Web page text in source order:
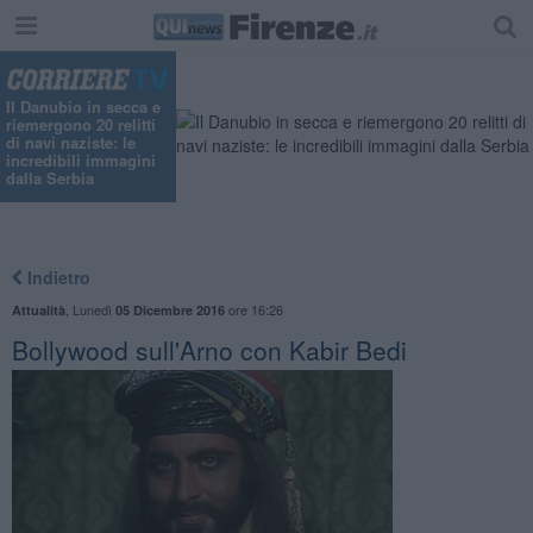
Il Danubio in secca e
riemergono 20 relitti
di navi naziste: le
incredibili immagini
dalla Serbia
Indietro
Attualità Lunedì 05 Dicembre 2016ore 16:26
Bollywood sull'Arno con Kabir Bedi